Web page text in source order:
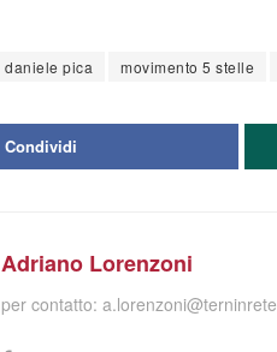
daniele pica movimento 5 stelle
Condividi
Adriano Lorenzoni
per contatto: